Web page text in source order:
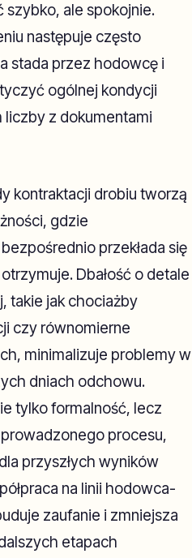
szybko, ale spokojnie.
następuje często
stada przez hodowcę i
ogólnej kondycji
liczby z dokumentami
kontraktacji drobiu tworzą
gdzie
przekłada się
Dbałość o detale
takie jak chociażby
czy równomierne
minimalizuje problemy w
dniach odchowu.
tylko formalność, lecz
procesu,
przyszłych wyników
na linii hodowca-
zaufanie i zmniejsza
etapach